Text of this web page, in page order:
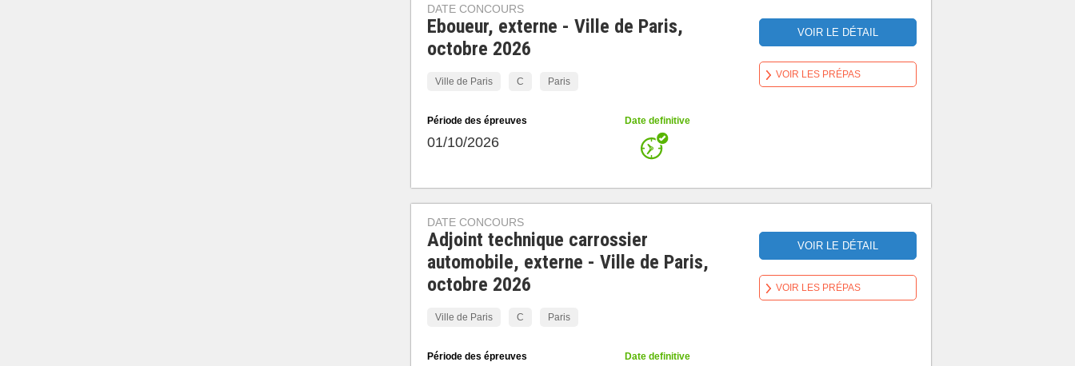
DATE CONCOURS
Eboueur, externe - Ville de Paris,
octobre 2026
Ville de Paris C Paris
Période des épreuves
01/10/2026
Date definitive
VOIR LE DÉTAIL
VOIR LES PRÉPAS
DATE CONCOURS
Adjoint technique carrossier
automobile, externe - Ville de Paris,
octobre 2026
Ville de Paris C Paris
Période des épreuves Date definitive
VOIR LE DÉTAIL
VOIR LES PRÉPAS